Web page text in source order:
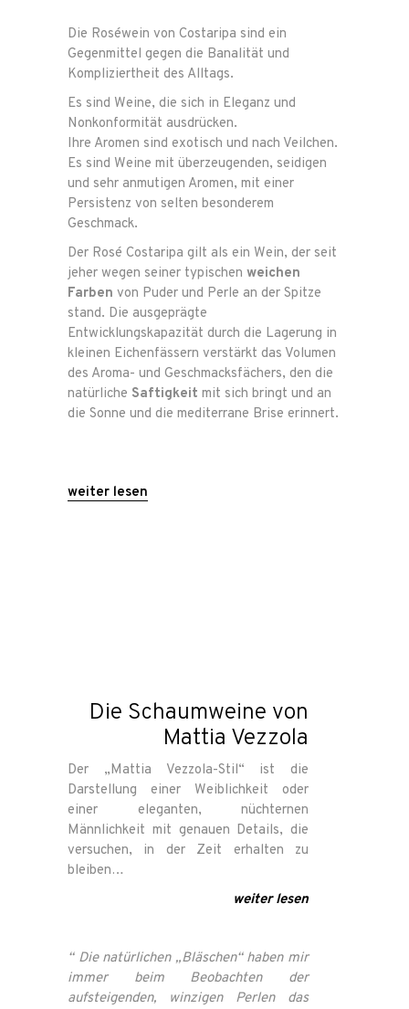
Die Roséwein von Costaripa sind ein
Gegenmittel gegen die Banalität und
Kompliziertheit des Alltags.
Es sind Weine, die sich in Eleganz und
Nonkonformität ausdrücken.
Ihre Aromen sind exotisch und nach Veilchen.
Es sind Weine mit überzeugenden, seidigen
und sehr anmutigen Aromen, mit einer
Persistenz von selten besonderem
Geschmack.
Der Rosé Costaripa gilt als ein Wein, der seit
jeher wegen seiner typischen weichen
Farben von Puder und Perle an der Spitze
stand. Die ausgeprägte
Entwicklungskapazität durch die Lagerung in
kleinen Eichenfässern verstärkt das Volumen
des Aroma- und Geschmacksfächers, den die
natürliche Saftigkeit mit sich bringt und an
die Sonne und die mediterrane Brise erinnert.
weiter lesen
Die Schaumweine von
Mattia Vezzola
Der „Mattia Vezzola-Stil“ ist die
Darstellung einer Weiblichkeit oder
einer eleganten, nüchternen
Männlichkeit mit genauen Details, die
versuchen, in der Zeit erhalten zu
bleiben…
weiter lesen
“ Die natürlichen „Bläschen“ haben mir
immer beim Beobachten der
aufsteigenden, winzigen Perlen das